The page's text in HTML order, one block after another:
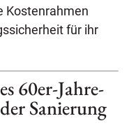
Kostenrahmen
für ihr
60er-Jahre-
Sanierung